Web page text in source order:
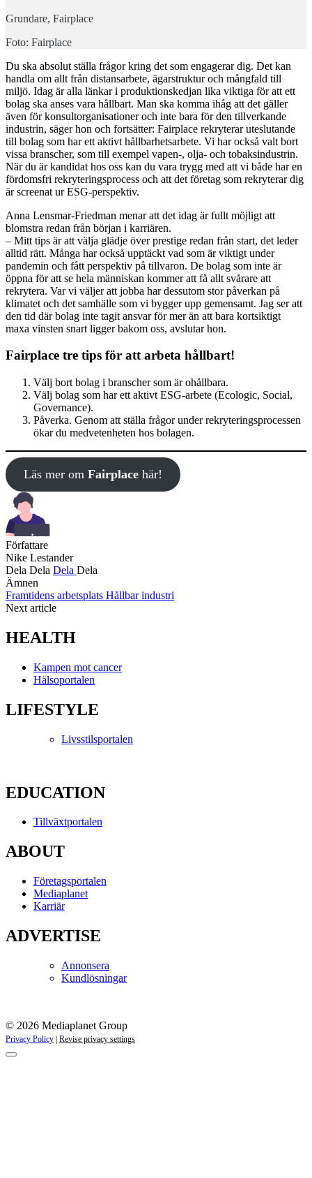
Grundare, Fairplace
Foto: Fairplace
Du ska absolut ställa frågor kring det som engagerar dig. Det kan
handla om allt från distansarbete, ägarstruktur och mångfald till
miljö. Idag är alla länkar i produktionskedjan lika viktiga för att ett
bolag ska anses vara hållbart. Man ska komma ihåg att det gäller
även för konsultorganisationer och inte bara för den tillverkande
industrin, säger hon och fortsätter: Fairplace rekryterar uteslutande
till bolag som har ett aktivt hållbarhetsarbete. Vi har också valt bort
vissa branscher, som till exempel vapen-, olja- och tobaksindustrin.
När du är kandidat hos oss kan du vara trygg med att vi både har en
fördomsfri rekryteringsprocess och att det företag som rekryterar dig
är screenat ur ESG-perspektiv.
Anna Lensmar-Friedman menar att det idag är fullt möjligt att
blomstra redan från början i karriären.
– Mitt tips är att välja glädje över prestige redan från start, det leder
alltid rätt. Många har också upptäckt vad som är viktigt under
pandemin och fått perspektiv på tillvaron. De bolag som inte är
öppna för att se hela människan kommer att få allt svårare att
rekrytera. Var vi väljer att jobba har dessutom stor påverkan på
klimatet och det samhälle som vi bygger upp gemensamt. Jag ser att
den tid där bolag inte tagit ansvar för mer än att bara kortsiktigt
maxa vinsten snart ligger bakom oss, avslutar hon.
Fairplace tre tips för att arbeta hållbart!
Välj bort bolag i branscher som är ohållbara.
Välj bolag som har ett aktivt ESG-arbete (Ecologic, Social,
Governance).
Påverka. Genom att ställa frågor under rekryteringsprocessen
ökar du medvetenheten hos bolagen.
Läs mer om Fairplacehär!
Författare
Nike Lestander
Dela Dela Dela Dela
Ämnen
Framtidens arbetsplats Hållbar industri
Next article
HEALTH
Kampen mot cancer
Hälsoportalen
LIFESTYLE
Livsstilsportalen
EDUCATION
Tillväxtportalen
ABOUT
Företagsportalen
Mediaplanet
Karriär
ADVERTISE
Annonsera
Kundlösningar
© 2026 Mediaplanet Group
Privacy Policy Revise privacy settings